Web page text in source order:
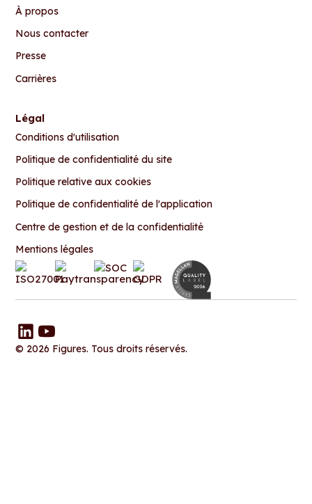
À propos
Nous contacter
Presse
Carrières
Légal
Conditions d'utilisation
Politique de confidentialité du site
Politique relative aux cookies
Politique de confidentialité de l'application
Centre de gestion et de la confidentialité
Mentions légales
© 2026 Figures. Tous droits réservés.